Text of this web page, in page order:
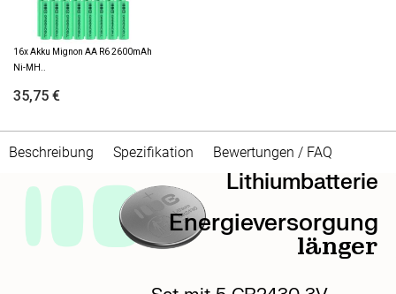
16x Akku Mignon AA R6 2600mAh
Ni-MH..
35,75 €
Beschreibung Spezifikation Bewertungen / FAQ
Lithiumbatterie
Energieversorgung
länger